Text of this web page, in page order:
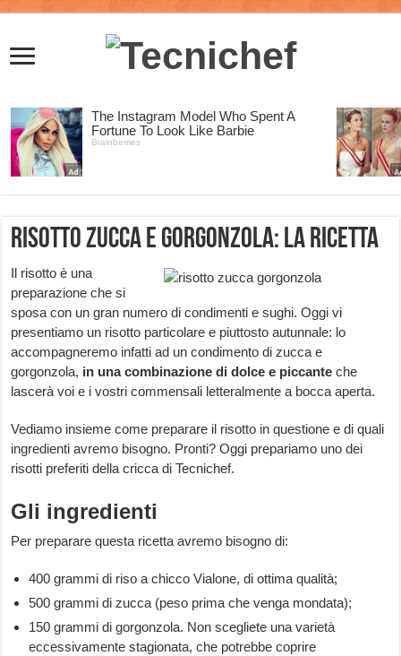
Risotto zucca e gorgonzola: la ricetta
Il risotto è una
preparazione che si
sposa con un gran numero di condimenti e sughi. Oggi vi
presentiamo un risotto particolare e piuttosto autunnale: lo
accompagneremo infatti ad un condimento di zucca e
gorgonzola, in una combinazione di dolce e piccante che
lascerà voi e i vostri commensali letteralmente a bocca aperta.
Vediamo insieme come preparare il risotto in questione e di quali
ingredienti avremo bisogno. Pronti? Oggi prepariamo uno dei
risotti preferiti della cricca di Tecnichef.
Gli ingredienti
Per preparare questa ricetta avremo bisogno di:
400 grammi di riso a chicco Vialone, di ottima qualità;
500 grammi di zucca (peso prima che venga mondata);
150 grammi di gorgonzola. Non scegliete una varietà
eccessivamente stagionata, che potrebbe coprire